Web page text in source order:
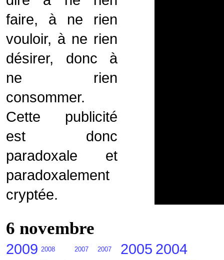
faire, à ne rien
vouloir, à ne rien
désirer, donc à
ne rien
consommer.
Cette publicité
est donc
paradoxale et
paradoxalement
cryptée.
6 novembre
2009 2008 2007 2007 2005 2004